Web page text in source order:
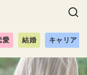
愛 結婚 キャリア